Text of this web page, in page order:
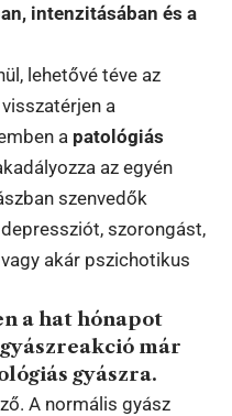
intenzitásában és a
lehetővé téve az
a
a patológiás
az egyén
szenvedők
szorongást,
akár pszichotikus
a hat hónapot
már
gyászra.
A normális gyász